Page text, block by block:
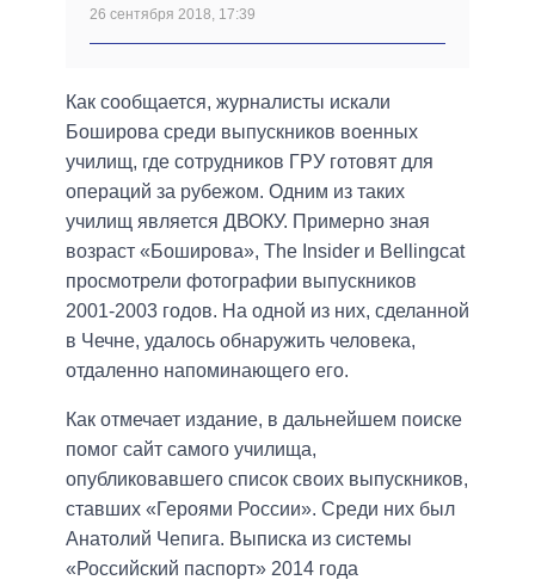
26 сентября 2018, 17:39
Как сообщается, журналисты искали
Боширова среди выпускников военных
училищ, где сотрудников ГРУ готовят для
операций за рубежом. Одним из таких
училищ является ДВОКУ. Примерно зная
возраст «Боширова», The Insider и Bellingcat
просмотрели фотографии выпускников
2001-2003 годов. На одной из них, сделанной
в Чечне, удалось обнаружить человека,
отдаленно напоминающего его.
Как отмечает издание, в дальнейшем поиске
помог сайт самого училища,
опубликовавшего список своих выпускников,
ставших «Героями России». Среди них был
Анатолий Чепига. Выписка из системы
«Российский паспорт» 2014 года